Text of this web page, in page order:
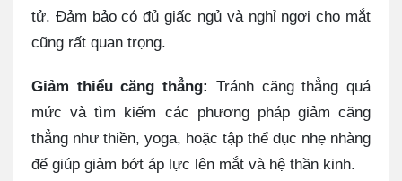
tử. Đảm bảo có đủ giấc ngủ và nghỉ ngơi cho mắt
cũng rất quan trọng.
Giảm thiểu căng thẳng: Tránh căng thẳng quá
mức và tìm kiếm các phương pháp giảm căng
thẳng như thiền, yoga, hoặc tập thể dục nhẹ nhàng
để giúp giảm bớt áp lực lên mắt và hệ thần kinh.